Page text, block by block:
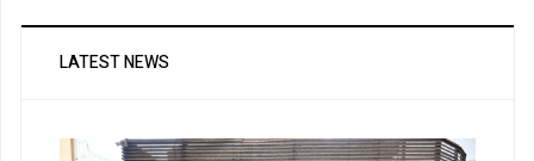
LATEST NEWS